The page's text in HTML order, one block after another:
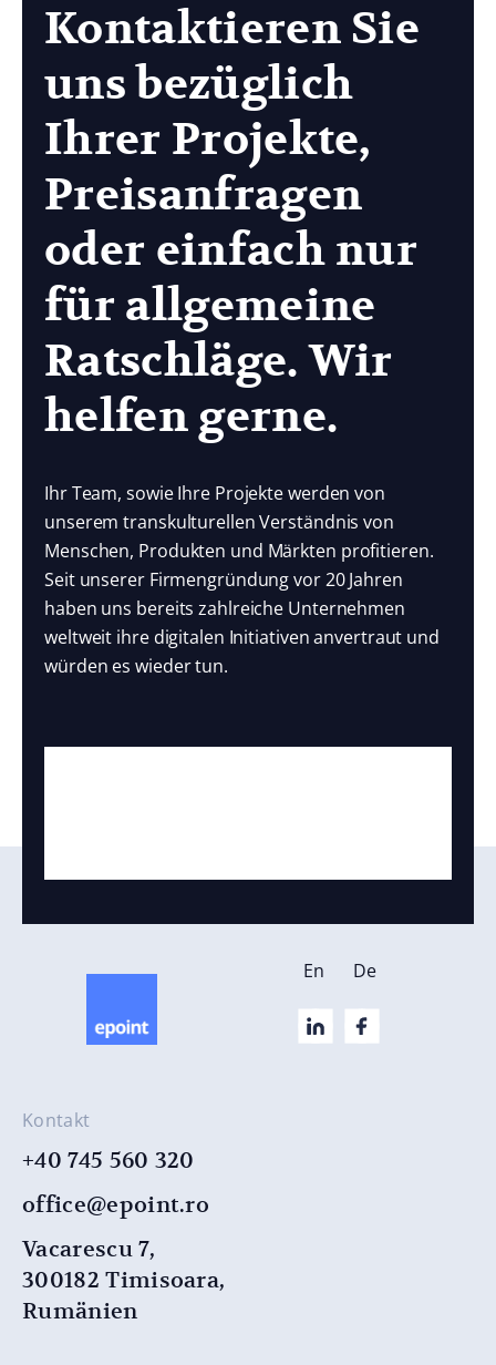
Kontaktieren Sie
uns bezüglich
Ihrer Projekte,
Preisanfragen
oder einfach nur
für allgemeine
Ratschläge. Wir
helfen gerne.
Ihr Team, sowie Ihre Projekte werden von
unserem transkulturellen Verständnis von
Menschen, Produkten und Märkten profitieren.
Seit unserer Firmengründung vor 20 Jahren
haben uns bereits zahlreiche Unternehmen
weltweit ihre digitalen Initiativen anvertraut und
würden es wieder tun.
Kontakt
+40 745 560 320
office@epoint.ro
Vacarescu 7,
300182 Timisoara,
Rumänien
En De